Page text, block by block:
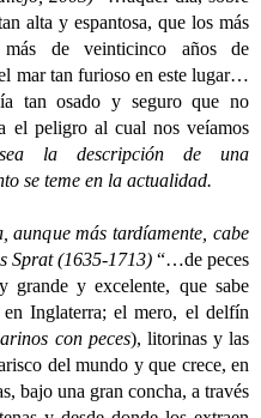
alta y espantosa, que los más
más de veinticinco años de
mar tan furioso en este lugar…
tan osado y seguro que no
el peligro al cual nos veíamos
la descripción de una
se teme en la actualidad.
más tardíamente, cabe
Sprat (1635-1713) “…de peces
grande y excelente, que sabe
Inglaterra; el mero, el delfín
con peces), litorinas y las
del mundo y que crece, en
bajo una gran concha, a través